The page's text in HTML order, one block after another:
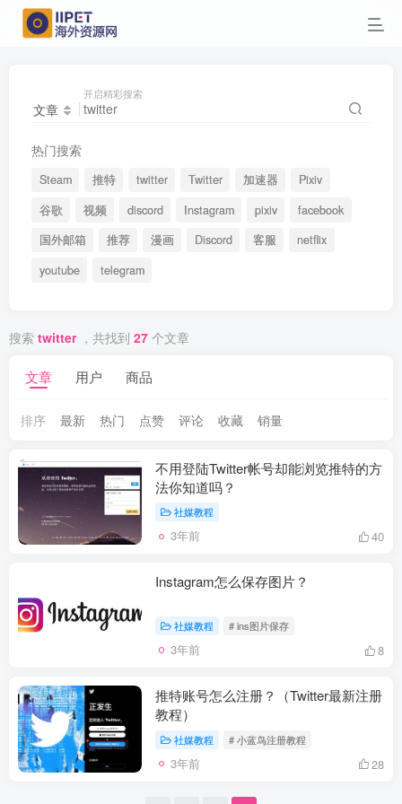
文章
开启精彩搜索
热门搜索
Steam 推特 twitter Twitter 加速器
Pixiv
谷歌
视频 discord Instagram pixiv
facebook
国外邮箱
推荐 漫画 Discord 客服
netflix
youtube
telegram
搜索 twitter，共找到 27 个文章
文章 用户 商品
排序 最新 热门 点赞 评论 收藏 销量
不用登陆Twitter帐号却能浏览推特的方
法你知道吗？
社媒教程
3年前 40
Instagram怎么保存图片？
社媒教程 # ins图片保存
3年前 8
推特账号怎么注册？（Twitter最新注册
教程）
社媒教程 # 小蓝鸟注册教程
3年前 28